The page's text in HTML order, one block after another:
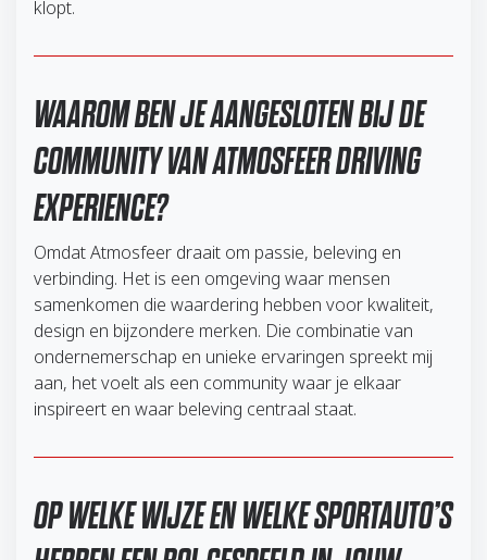
klopt.
WAAROM BEN JE AANGESLOTEN BIJ DE
COMMUNITY VAN ATMOSFEER DRIVING
EXPERIENCE?
Omdat Atmosfeer draait om passie, beleving en
verbinding. Het is een omgeving waar mensen
samenkomen die waardering hebben voor kwaliteit,
design en bijzondere merken. Die combinatie van
ondernemerschap en unieke ervaringen spreekt mij
aan, het voelt als een community waar je elkaar
inspireert en waar beleving centraal staat.
OP WELKE WIJZE EN WELKE SPORTAUTO’S